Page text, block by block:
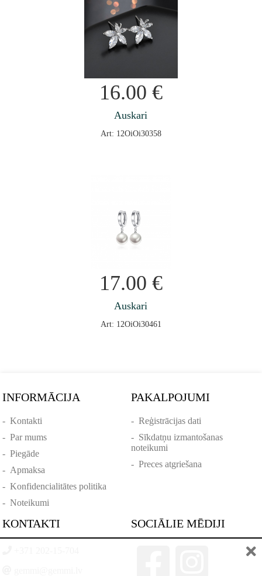
16.00 €
Auskari
Art: 12OiOi30358
17.00 €
Auskari
Art: 12OiOi30461
INFORMĀCIJA
-Kontakti
-Par mums
-Piegāde
- Apmaksa
-Konfidencialitātes politika
-Noteikumi
PAKALPOJUMI
- Reģistrācijas dati
- Sīkdatņu izmantošanas
noteikumi
- Preces atgriešana
KONTAKTI SOCIĀLIE MĒDIJI